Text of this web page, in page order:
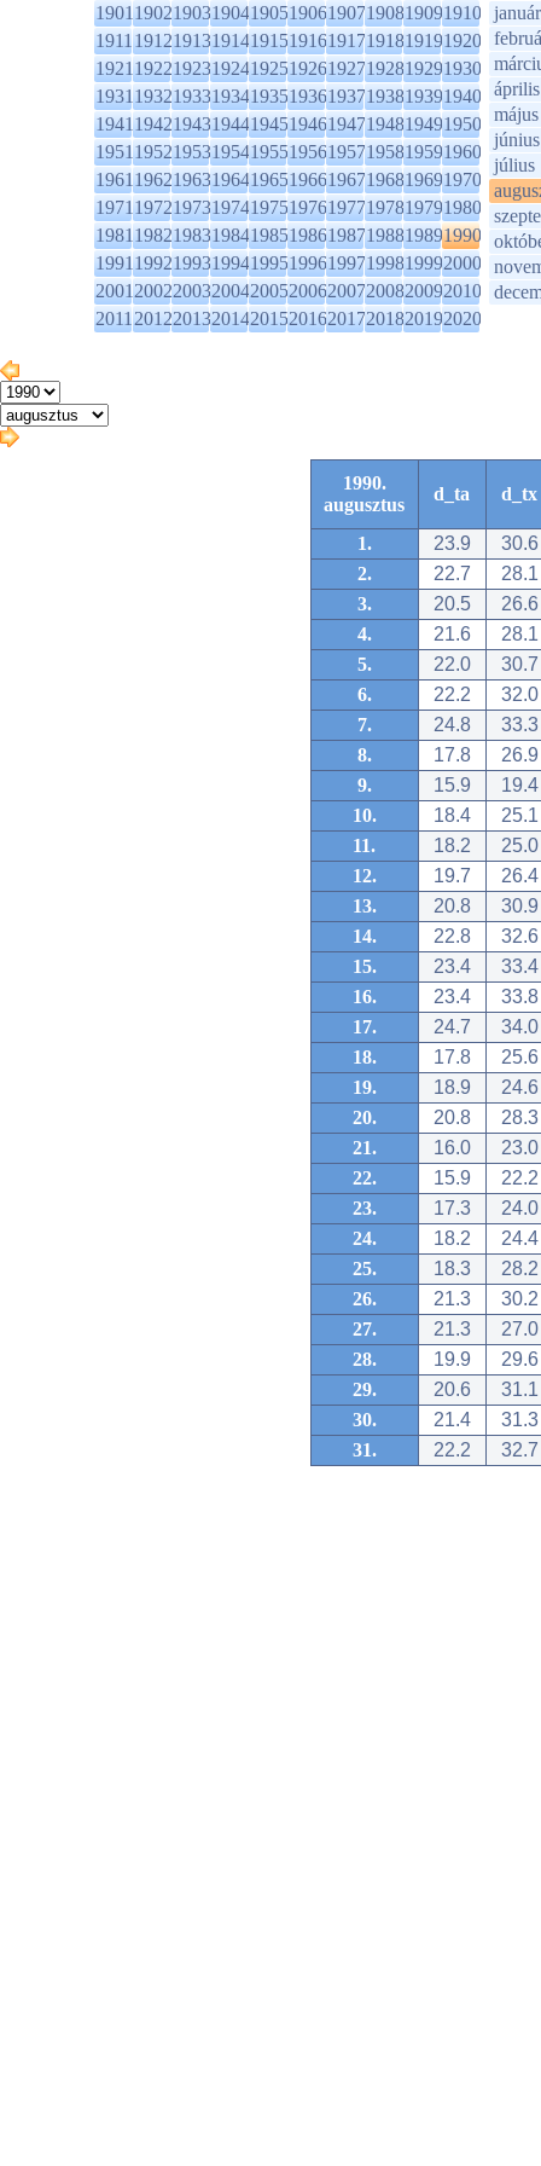
1901190219031904190519061907190819091910
1911191219131914191519161917191819191920
1921192219231924192519261927192819291930
1931193219331934193519361937193819391940
1941194219431944194519461947194819491950
1951195219531954195519561957195819591960
1961196219631964196519661967196819691970
1971197219731974197519761977197819791980
1981198219831984198519861987198819891990
1991199219931994199519961997199819992000
2001200220032004200520062007200820092010
2011201220132014201520162017201820192020
január
április
május
június
július
1990.
augusztus
d_ta d_tx
1. 23.9
30.6
2.
22.7
28.1
3.
20.5
26.6
4.
21.6
28.1
5.
22.0
30.7
6.
22.2
32.0
7.
24.8
33.3
8.
17.8
26.9
9.
15.9
19.4
10.
18.4
25.1
11.
18.2
25.0
12.
19.7
26.4
13.
20.8
30.9
14.
22.8
32.6
15.
23.4
33.4
16.
23.4
33.8
17.
24.7
34.0
18.
17.8
25.6
19.
18.9
24.6
20.
20.8
28.3
21.
16.0
23.0
22.
15.9
22.2
23.
17.3
24.0
24.
18.2
24.4
25.
18.3
28.2
26.
21.3
30.2
27.
21.3
27.0
28.
19.9
29.6
29.
20.6
31.1
30.
21.4
31.3
31.
22.2 32.7